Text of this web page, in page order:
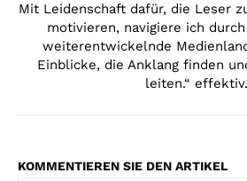
Mit Leidenschaft dafür, die Leser
motivieren, navigiere ich
weiterentwickelnde
Einblicke, die Anklang finden
leiten.“
KOMMENTIEREN SIE DEN ARTIKEL